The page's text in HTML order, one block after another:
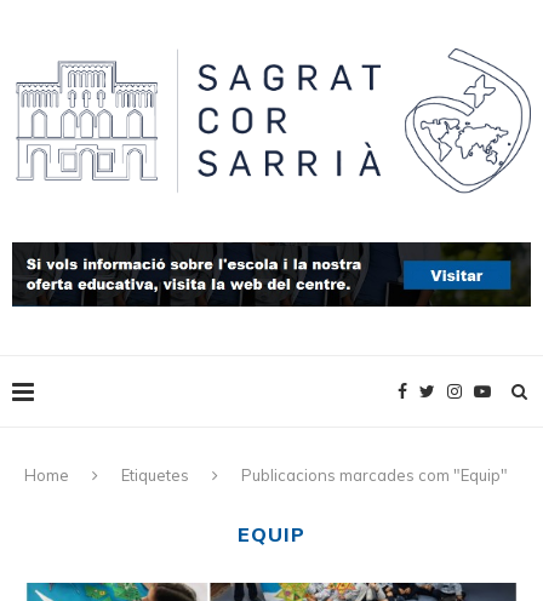
Home Etiquetes Publicacions marcades com "Equip"
EQUIP